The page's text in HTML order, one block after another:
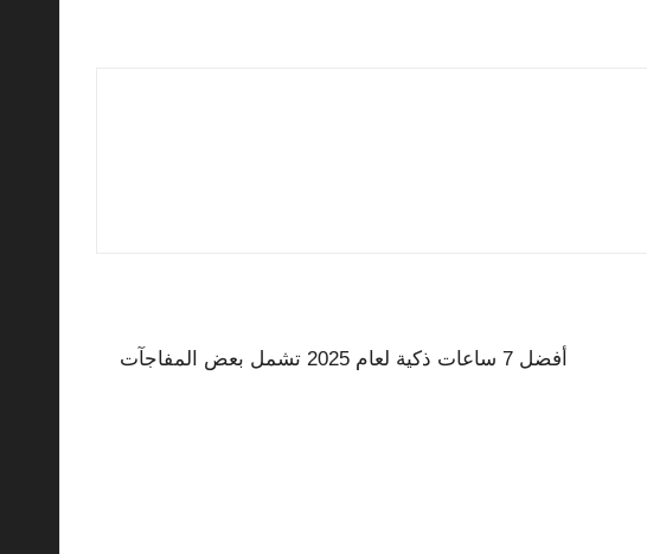
أفضل 7 ساعات ذكية لعام 2025 تشمل بعض المفاجآت